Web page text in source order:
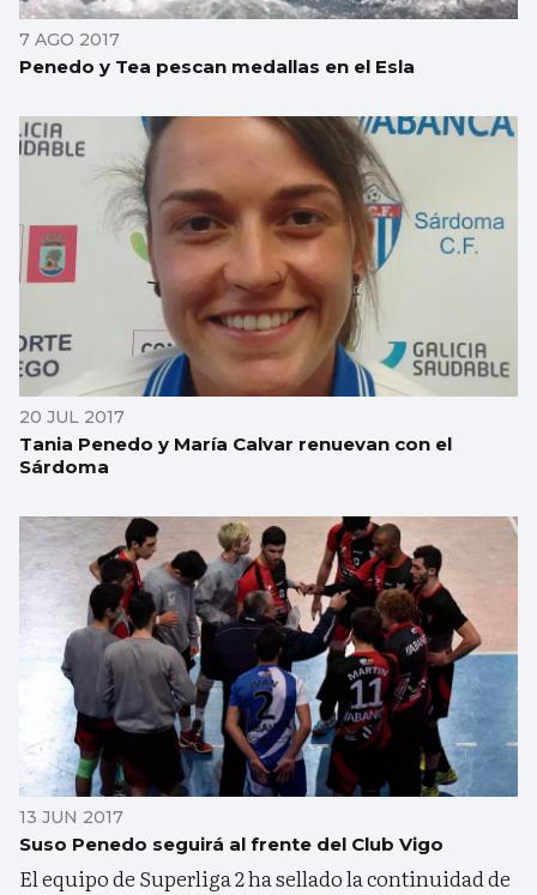
7 AGO 2017
Penedo y Tea pescan medallas en el Esla
20 JUL 2017
Tania Penedo y María Calvar renuevan con el
Sárdoma
13 JUN 2017
Suso Penedo seguirá al frente del Club Vigo
El equipo de Superliga 2 ha sellado la continuidad de